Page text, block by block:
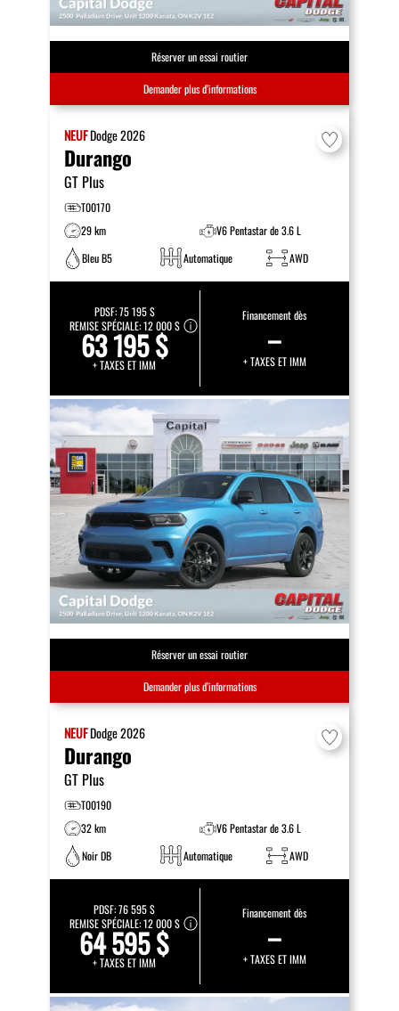
Réserver un essai routier
Demander plus d’informations
NEUFDodge2026
Durango
GT Plus
T00170
29 km
V6 Pentastar de 3.6 L
Bleu B5
Automatique AWD
PDSF:75 195 $
REMISE SPÉCIALE:12 000 $
63 195 $
+ TAXES ET IMM
Financement dès
–
+ TAXES ET IMM
Réserver un essai routier
Demander plus d’informations
NEUFDodge2026
Durango
GT Plus
T00190
32 km
V6 Pentastar de 3.6 L
Noir DB
Automatique AWD
PDSF:76 595 $
REMISE SPÉCIALE:12 000 $
64 595 $
+ TAXES ET IMM
Financement dès
–
+ TAXES ET IMM